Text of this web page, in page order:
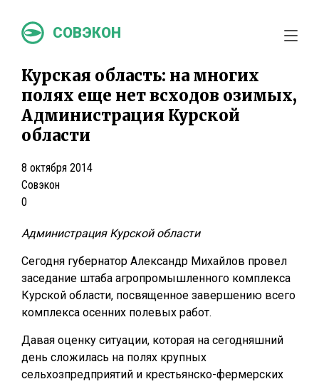
СОВЭКОН
Курская область: на многих
полях еще нет всходов озимых,
Администрация Курской
области
8 октября 2014
Совэкон
0
Администрация Курской области
Сегодня губернатор Александр Михайлов провел
заседание штаба агропромышленного комплекса
Курской области, посвященное завершению всего
комплекса осенних полевых работ.
Давая оценку ситуации, которая на сегодняшний
день сложилась на полях крупных
сельхозпредприятий и крестьянско-фермерских